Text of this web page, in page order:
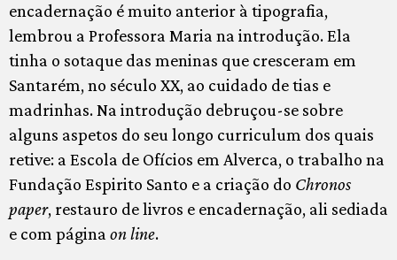
encadernação é muito anterior à tipografia,
lembrou a Professora Maria na introdução. Ela
tinha o sotaque das meninas que cresceram em
Santarém, no século XX, ao cuidado de tias e
madrinhas. Na introdução debruçou-se sobre
alguns aspetos do seu longo curriculum dos quais
retive: a Escola de Ofícios em Alverca, o trabalho na
Fundação Espirito Santo e a criação do Chronos
paper, restauro de livros e encadernação, ali sediada
e com página on line.